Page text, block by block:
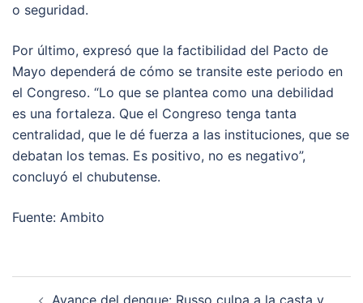
o seguridad.
Por último, expresó que la factibilidad del Pacto de
Mayo dependerá de cómo se transite este periodo en
el Congreso. “Lo que se plantea como una debilidad
es una fortaleza. Que el Congreso tenga tanta
centralidad, que le dé fuerza a las instituciones, que se
debatan los temas. Es positivo, no es negativo”,
concluyó el chubutense.
Fuente: Ambito
Avance del dengue: Russo culpa a la casta y